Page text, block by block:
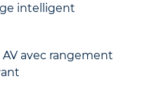
intelligent
avec rangement